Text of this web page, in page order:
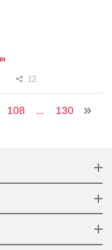
12
108 ... 130